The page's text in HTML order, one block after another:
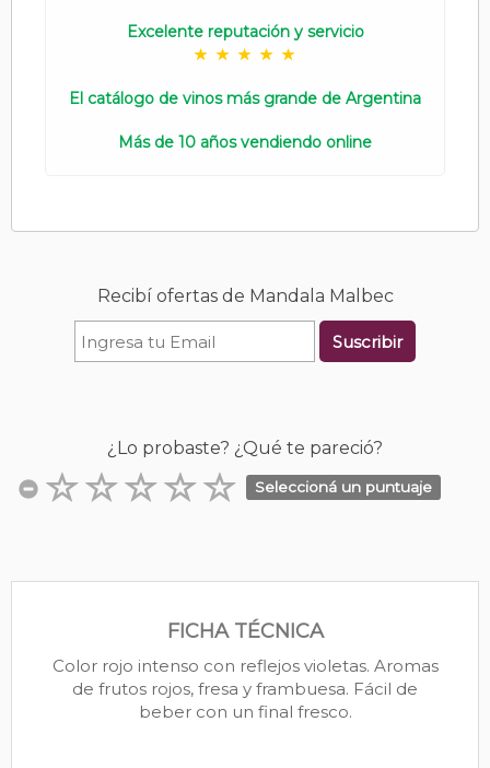
Excelente reputación y servicio
El catálogo de vinos más grande de Argentina
Más de 10 años vendiendo online
Recibí ofertas de Mandala Malbec
Suscribir
¿Lo probaste? ¿Qué te pareció?
Seleccioná un puntuaje
FICHA TÉCNICA
Color rojo intenso con reflejos violetas. Aromas
de frutos rojos, fresa y frambuesa. Fácil de
beber con un final fresco.